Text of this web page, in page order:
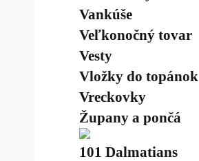
Vankúše
Veľkonočný tovar
Vesty
Vložky do topánok
Vreckovky
Župany a pončá
101 Dalmatians